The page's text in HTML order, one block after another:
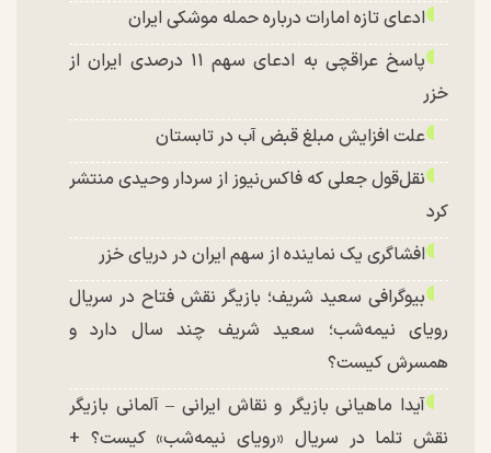
ادعای تازه امارات درباره حمله موشکی ایران
پاسخ عراقچی به ادعای سهم ۱۱ درصدی ایران از
خزر
علت افزایش مبلغ قبض آب در تابستان
نقل‌قول جعلی که فاکس‌نیوز از سردار وحیدی منتشر
کرد
افشاگری یک نماینده از سهم ایران در دریای خزر
بیوگرافی سعید شریف؛ بازیگر نقش فتاح در سریال
رویای نیمه‌شب؛ سعید شریف چند سال دارد و
همسرش کیست؟
آیدا ماهیانی بازیگر و نقاش ایرانی – آلمانی بازیگر
نقش تلما در سریال «رویای نیمه‌شب» کیست؟ +